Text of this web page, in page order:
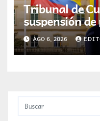
Tribunal de
suspensión
presidencial
Espriella en
AGO 6, 2026